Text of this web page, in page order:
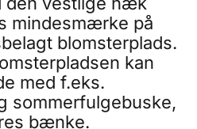
mindesmærke på
blomsterplads.
kan
med f.eks.
sommerfulgebuske,
bænke.